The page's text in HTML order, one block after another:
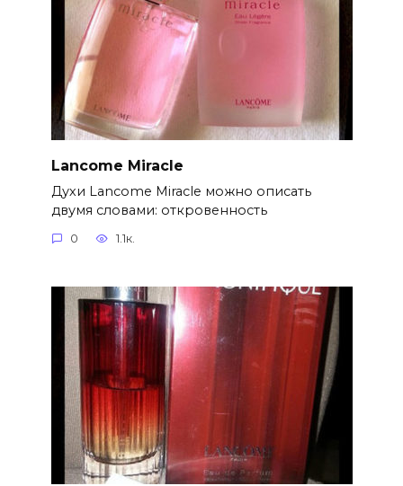
Lancome Miracle
Духи Lancome Miracle можно описать
двумя словами: откровенность
0 1.1к.